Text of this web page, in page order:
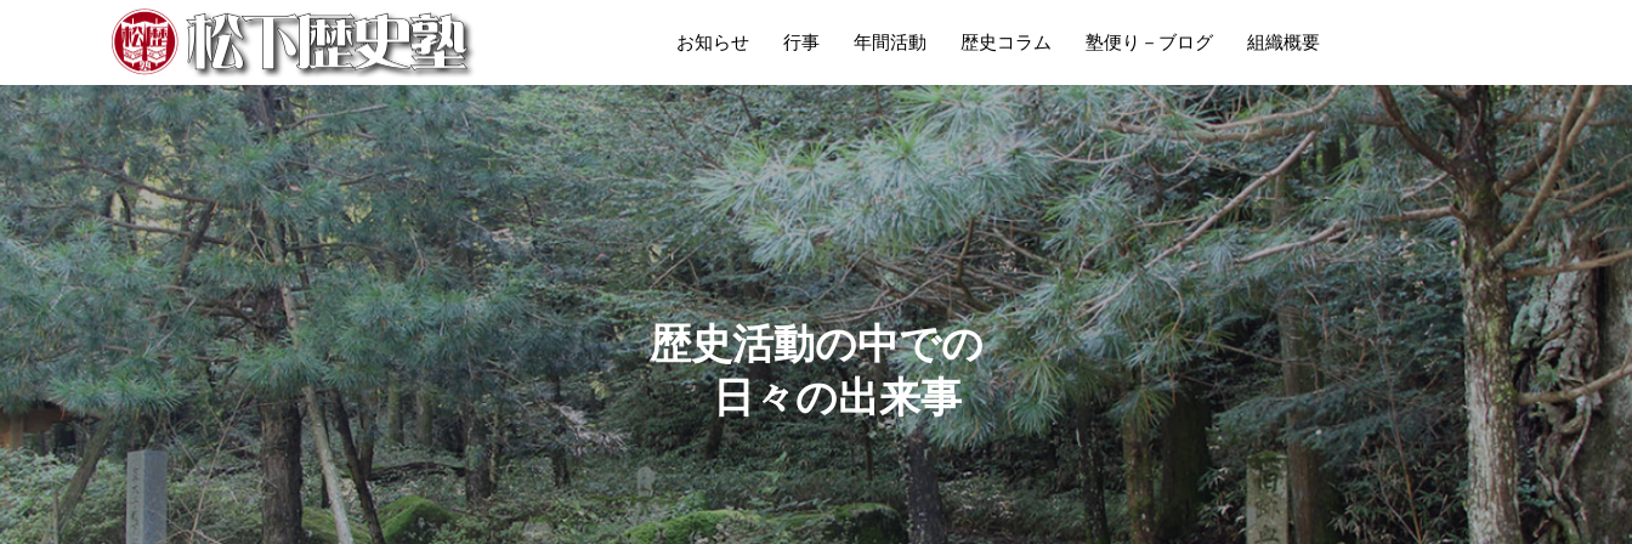
お知らせ 行事 年間活動 歴史コラム 塾便り－ブログ 組織概要
歴史活動の中での
日々の出来事
塾長の雑感など
更新